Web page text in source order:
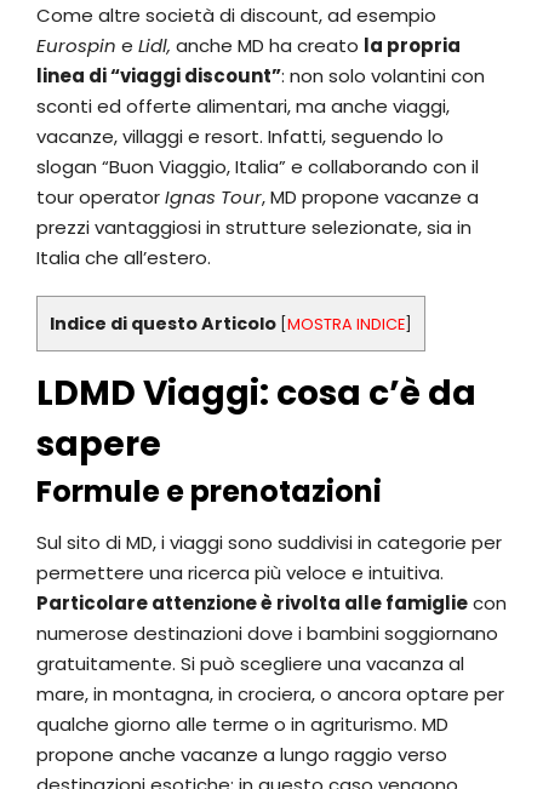
Come altre società di discount, ad esempio
Eurospin e Lidl, anche MD ha creato la propria
linea di “viaggi discount”: non solo volantini con
sconti ed offerte alimentari, ma anche viaggi,
vacanze, villaggi e resort. Infatti, seguendo lo
slogan “Buon Viaggio, Italia” e collaborando con il
tour operatorIgnas Tour, MD propone vacanze a
prezzi vantaggiosi in strutture selezionate, sia in
Italia che all’estero.
Indice di questo Articolo MOSTRA INDICE
LDMD Viaggi: cosa c’è da
sapere
Formule e prenotazioni
Sul sito di MD, i viaggi sono suddivisi in categorie per
permettere una ricerca più veloce e intuitiva.
Particolare attenzione è rivolta alle famigliecon
numerose destinazioni dove i bambini soggiornano
gratuitamente. Si può scegliere una vacanza al
mare, in montagna, in crociera, o ancora optare per
qualche giorno alle terme o in agriturismo. MD
propone anche vacanze a lungo raggio verso